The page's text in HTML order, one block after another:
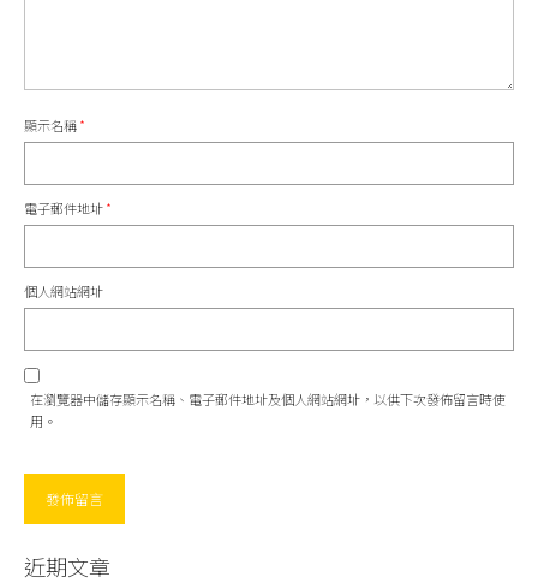
顯示名稱*
電子郵件地址*
個人網站網址
在瀏覽器中儲存顯示名稱、電子郵件地址及個人網站網址，以供下次發佈留言時使
用。
近期文章